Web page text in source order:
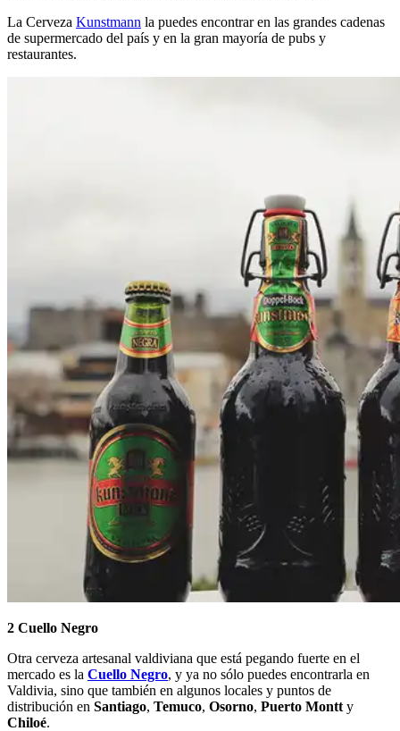
La Cerveza Kunstmann la puedes encontrar en las grandes cadenas
de supermercado del país y en la gran mayoría de pubs y
restaurantes.
2 Cuello Negro
Otra cerveza artesanal valdiviana que está pegando fuerte en el
mercado es la Cuello Negro, y ya no sólo puedes encontrarla en
Valdivia, sino que también en algunos locales y puntos de
distribución en Santiago, Temuco, Osorno, Puerto Montt y
Chiloé.